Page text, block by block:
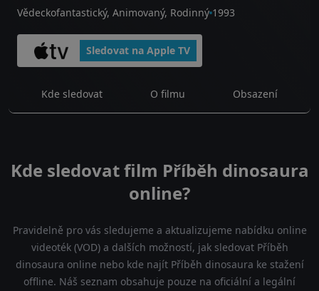
Vědeckofantastický, Animovaný, Rodinný 1993
Sledovat na Apple TV
Kde sledovat O filmu Obsazení
Kde sledovat film Příběh dinosaura
online?
Pravidelně pro vás sledujeme a aktualizujeme nabídku online
videoték (VOD) a dalších možností, jak sledovat Příběh
dinosaura online nebo kde najít Příběh dinosaura ke stažení
offline. Náš seznam obsahuje pouze na oficiální a legální